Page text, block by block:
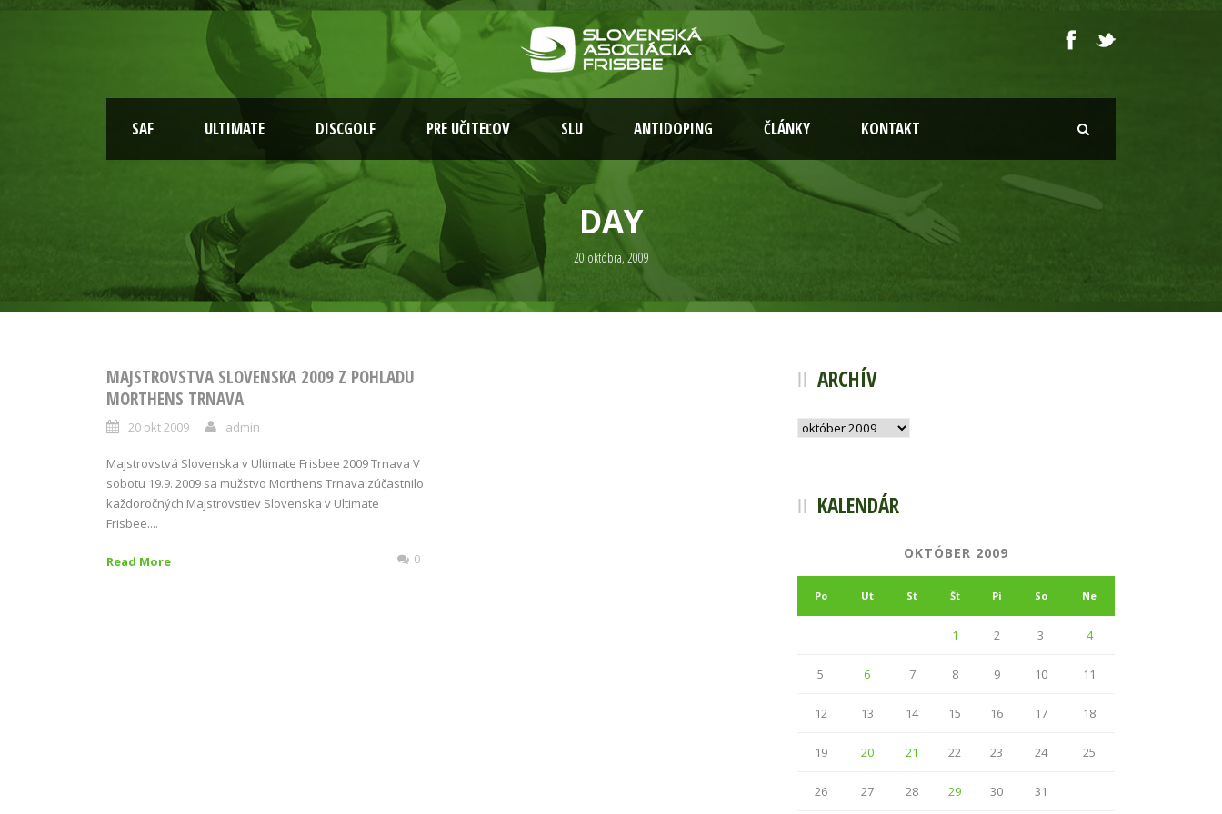
SAF ULTIMATE DISCGOLF PRE UČITEĽOV SLU ANTIDOPING ČLÁNKY KONTAKT
DAY
20 októbra, 2009
MAJSTROVSTVA SLOVENSKA 2009 Z POHLADU
MORTHENS TRNAVA
20 okt 2009 admin
Majstrovstvá Slovenska v Ultimate Frisbee 2009 Trnava V
sobotu 19.9. 2009 sa mužstvo Morthens Trnava zúčastnilo
každoročných Majstrovstiev Slovenska v Ultimate
Frisbee....
Read More 0
ARCHÍV
Archív
KALENDÁR
OKTÓBER 2009
Po Ut St Št Pi So Ne
1 2 3 4
5 6 7 8 9 10 11
12 13 14 15 16 17 18
19 20 21 22 23 24 25
26 27 28 29 30
31